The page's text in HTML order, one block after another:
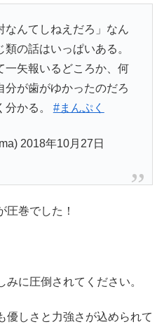
なんてしねえだろ」なん
の話はいっぱいある。
一矢報いるどころか、何
分が歯がゆかったのだろ
分かる。 #まんぷく
2018年10月27日
圧巻でした！
に圧倒されてください。
優しさと力強さが込められて